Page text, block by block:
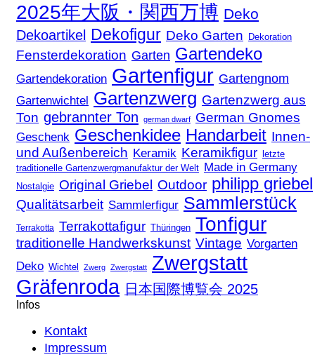
2025年大阪・関西万博 Deko
Dekoartikel Dekofigur Deko Garten Dekoration
Fensterdekoration Garten Gartendeko
Gartendekoration Gartenfigur Gartengnom
Gartenwichtel Gartenzwerg Gartenzwerg aus
Ton gebrannter Ton german dwarf German Gnomes
Geschenk Geschenkidee Handarbeit Innen-
und Außenbereich Keramik Keramikfigur
letzte
traditionelle Gartenzwergmanufaktur der Welt Made in Germany
Nostalgie Original Griebel Outdoor philipp griebel
Qualitätsarbeit Sammlerfigur Sammlerstück
Terrakotta Terrakottafigur Thüringen Tonfigur
traditionelle Handwerkskunst Vintage Vorgarten
Deko Wichtel Zwerg Zwergstatt
Zwergstatt
Gräfenroda 日本国際博覧会 2025
Infos
Kontakt
Impressum